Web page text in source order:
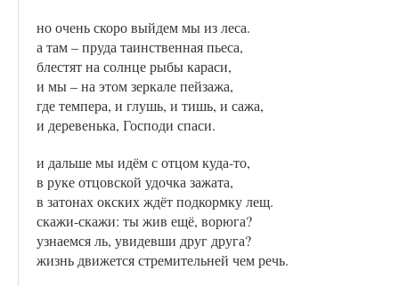
но очень скоро выйдем мы из леса.
а там – пруда таинственная пьеса,
блестят на солнце рыбы караси,
и мы – на этом зеркале пейзажа,
где темпера, и глушь, и тишь, и сажа,
и деревенька, Господи спаси.
и дальше мы идём с отцом куда-то,
в руке отцовской удочка зажата,
в затонах окских ждёт подкормку лещ.
скажи-скажи: ты жив ещё, ворюга?
узнаемся ль, увидевши друг друга?
жизнь движется стремительней чем речь.